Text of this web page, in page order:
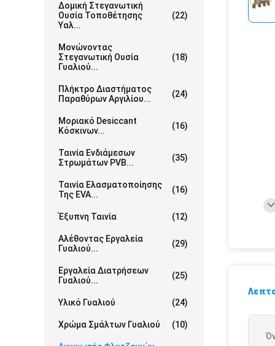
Δομική Στεγανωτική
Ουσία Τοποθέτησης
Υαλ...
(22)
Μονώνοντας
Στεγανωτική Ουσία
Γυαλιού...
(18)
Πλήκτρο Διαστήματος
Παραθύρων Αργιλίου...
(24)
Μοριακό Desiccant
Κόσκινων...
(16)
Ταινία Ενδιάμεσων
Στρωμάτων PVB...
(35)
Ταινία Ελασματοποίησης
Της EVA...
(16)
Έξυπνη Ταινία (12)
Αλέθοντας Εργαλεία
Γυαλιού...
(29)
Εργαλεία Διατρήσεων
Γυαλιού...
(25)
Υλικό Γυαλιού (24)
Χρώμα Σμάλτων Γυαλιού (10)